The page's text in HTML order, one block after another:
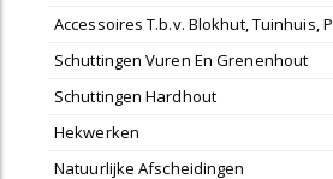
Accessoires T.b.v. Blokhut, Tuinhuis,
Schuttingen Vuren En Grenenhout
Schuttingen Hardhout
Hekwerken
Natuurlijke Afscheidingen